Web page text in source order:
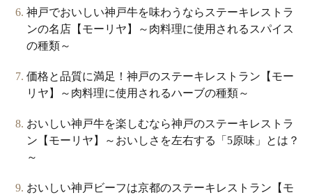
神戸でおいしい神戸牛を味わうならステーキレストラ
ンの名店【モーリヤ】～肉料理に使用されるスパイス
の種類～
価格と品質に満足！神戸のステーキレストラン【モー
リヤ】～肉料理に使用されるハーブの種類～
おいしい神戸牛を楽しむなら神戸のステーキレストラ
ン【モーリヤ】～おいしさを左右する「5原味」とは？
～
おいしい神戸ビーフは京都のステーキレストラン【モ